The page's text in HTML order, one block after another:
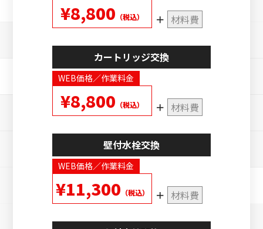
¥8,800 （税込） 材料費
カートリッジ交換
WEB価格／作業料金
¥8,800 （税込） 材料費
壁付水栓交換
WEB価格／作業料金
¥11,300 （税込） 材料費